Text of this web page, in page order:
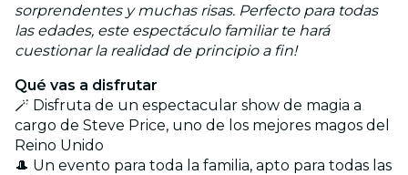
sorprendentes y muchas risas. Perfecto para todas
las edades, este espectáculo familiar te hará
cuestionar la realidad de principio a fin!
Qué vas a disfrutar
🪄 Disfruta de un espectacular show de magia a
cargo de Steve Price, uno de los mejores magos del
Reino Unido
🎩 Un evento para toda la familia, apto para todas las